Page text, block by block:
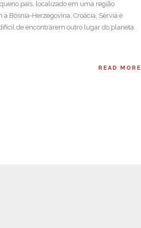
país, localizado em uma região
Bósnia-Herzegovina, Croácia, Sérvia e
de encontrarem outro lugar do planeta.
READ MORE